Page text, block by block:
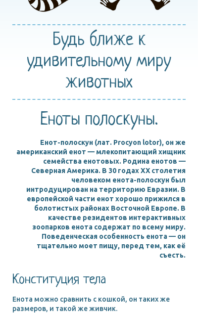
Будь ближе к
удивительному миру
животных
Еноты полоскуны.
Енот-полоскун (лат. Procyon lotor), он же
американский енот — млекопитающий хищник
семейства енотовых. Родина енотов —
Северная Америка. В 30 годах XX столетия
человеком енота-полоскун был
интродуцирован на территорию Евразии. В
европейской части енот хорошо прижился в
болотистых районах Восточной Европе. В
качестве резидентов интерактивных
зоопарков енота содержат по всему миру.
Поведенческая особенность енота — он
тщательно моет пищу, перед тем, как её
съесть.
Конституция тела
Енота можно сравнить с кошкой, он таких же
размеров, и такой же живчик.